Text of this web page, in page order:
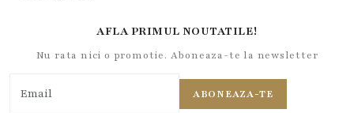
AFLA PRIMUL NOUTATILE!
Nu rata nici o promotie. Aboneaza-te la newsletter
ABONEAZA-TE